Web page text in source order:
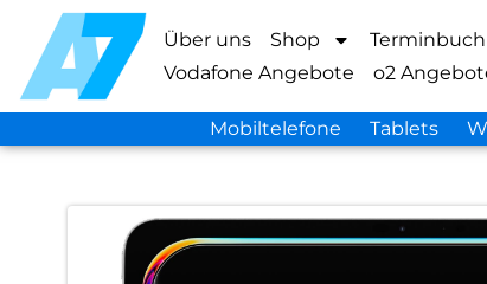
Über uns Shop
Vodafone Angebote
o2
Mobiltelefone Tablets